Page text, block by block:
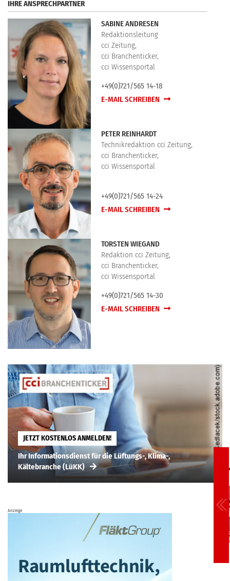
IHRE ANSPRECHPARTNER
SABINE ANDRESEN
Redaktionsleitung
cci Zeitung,
cci Branchenticker,
cci Wissensportal
+49(0)721/565 14-18
E-MAIL SCHREIBEN
PETER REINHARDT
Technikredaktion cci Zeitung,
cci Branchenticker,
cci Wissensportal
+49(0)721/565 14-24
E-MAIL SCHREIBEN
TORSTEN WIEGAND
Redaktion cci Zeitung,
cci Branchenticker,
cci Wissensportal
+49(0)721/565 14-30
E-MAIL SCHREIBEN
JETZT KOSTENLOS ANMELDEN!
Ihr Informationsdienst für die Lüftungs-, Klima-,
Kältebranche (LüKK)
Anzeige